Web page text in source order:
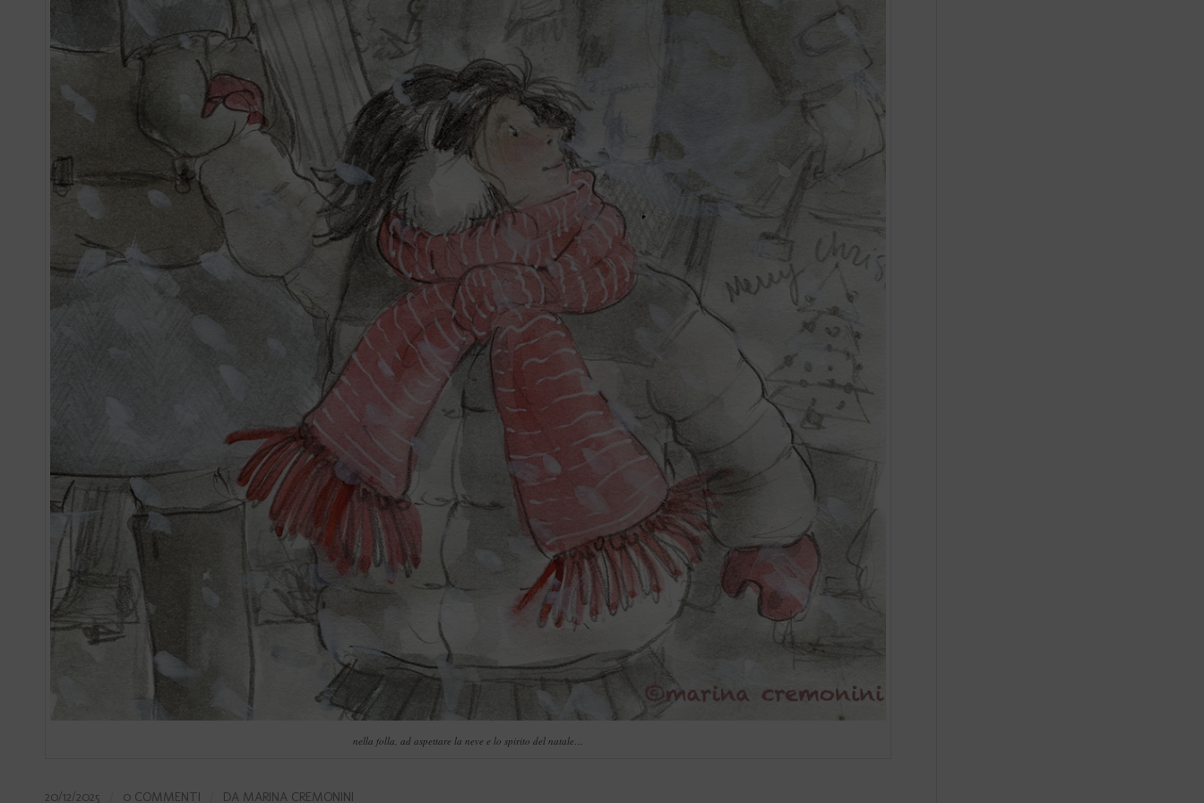
nella folla, ad aspettare la neve e lo spirito del natale…
20/12/2025 0 COMMENTI DA MARINA CREMONINI